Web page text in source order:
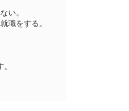
い。
職をする。